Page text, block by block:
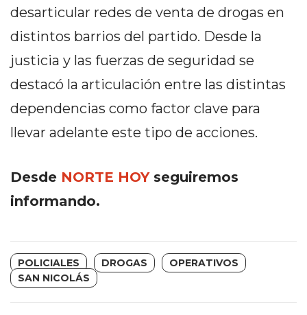
Y
DE
ZÁRATE
NOTICIAS
CAMPANA
DE
LA
AIRES)
EL
MEJOR
desarticular redes de venta de drogas en
distintos barrios del partido. Desde la
justicia y las fuerzas de seguridad se
destacó la articulación entre las distintas
dependencias como factor clave para
llevar adelante este tipo de acciones.
Desde NORTE HOYseguiremos
informando.
POLICIALES DROGAS
OPERATIVOS
SAN NICOLÁS